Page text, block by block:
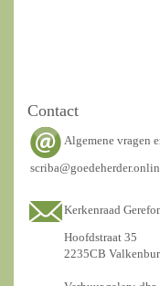
Contact
Algemene vragen
Kerkenraad
Hoofdstraat 35
2235CB